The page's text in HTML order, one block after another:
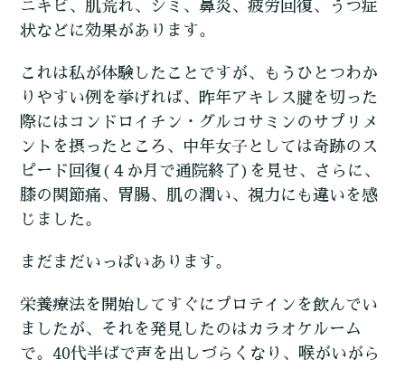
ニキビ、肌荒れ、シミ、鼻炎、疲労回復、うつ症
状などに効果があります。
これは私が体験したことですが、もうひとつわか
りやすい例を挙げれば、昨年アキレス腱を切った
際にはコンドロイチン・グルコサミンのサプリメ
ントを摂ったところ、中年女子としては奇跡のス
ピード回復(４か月で通院終了)を見せ、さらに、
膝の関節痛、胃腸、肌の潤い、視力にも違いを感
じました。
まだまだいっぱいあります。
栄養療法を開始してすぐにプロテインを飲んでい
ましたが、それを発見したのはカラオケルーム
で。40代半ばで声を出しづらくなり、喉がいがら